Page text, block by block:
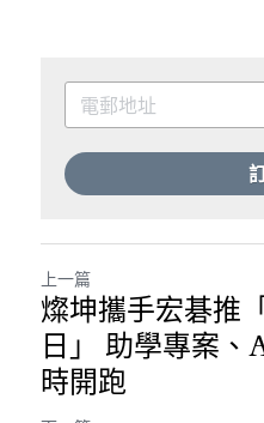
上一篇
燦坤攜手宏碁推
日」 助學專案、
時開跑